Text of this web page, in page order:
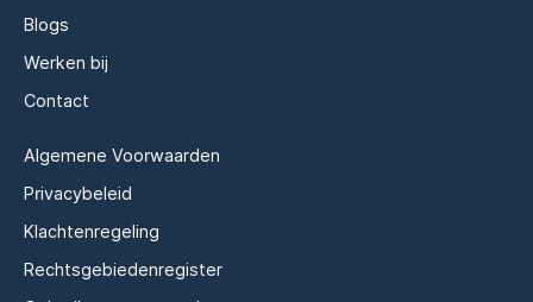
Blogs
Werken bij
Contact
Algemene Voorwaarden
Privacybeleid
Klachtenregeling
Rechtsgebiedenregister